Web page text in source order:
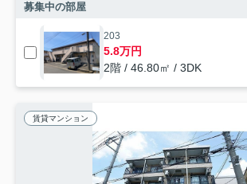
募集中の部屋
203
5.8万円
2階 / 46.80㎡ / 3DK
賃貸マンション